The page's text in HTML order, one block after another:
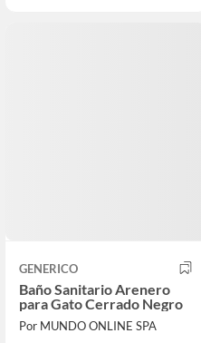
GENERICO
Baño Sanitario Arenero
para Gato Cerrado Negro
Por MUNDO ONLINE SPA